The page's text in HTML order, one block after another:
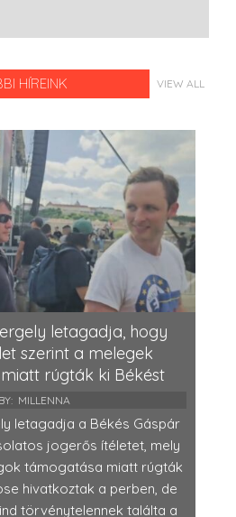
HÍREINK VIEW ALL
letagadja, hogy
szerint a melegek
rúgták ki Békést
BY: MILLENNA
letagadja a Békés Gáspár
jogerős ítéletet, mely
támogatása miatt rúgták
hivatkoztak a perben, de
törvénytelennek találta a